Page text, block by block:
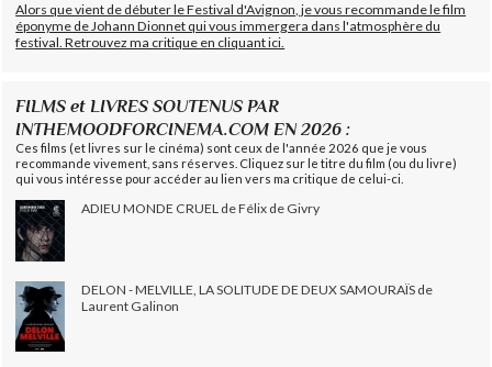
Alors que vient de débuter le Festival d'Avignon, je vous recommande le film
éponyme de Johann Dionnet qui vous immergera dans l'atmosphère du
festival. Retrouvez ma critique en cliquant ici.
FILMS et LIVRES SOUTENUS PAR
INTHEMOODFORCINEMA.COM EN 2026 :
Ces films (et livres sur le cinéma) sont ceux de l'année 2026 que je vous
recommande vivement, sans réserves. Cliquez sur le titre du film (ou du livre)
qui vous intéresse pour accéder au lien vers ma critique de celui-ci.
ADIEU MONDE CRUEL de Félix de Givry
DELON - MELVILLE, LA SOLITUDE DE DEUX SAMOURAÏS de
Laurent Galinon